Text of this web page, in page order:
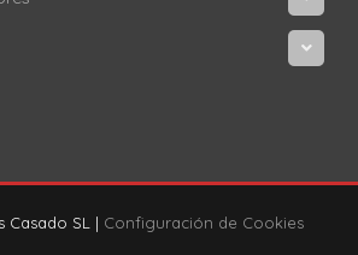
Casado SL | Configuración de Cookies